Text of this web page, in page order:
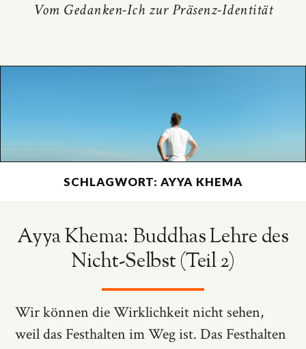
Vom Gedanken-Ich zur Präsenz-Identität
SCHLAGWORT: AYYA KHEMA
Ayya Khema: Buddhas Lehre des
Nicht-Selbst (Teil 2)
Wir können die Wirklichkeit nicht sehen,
weil das Festhalten im Weg ist. Das Festhalten